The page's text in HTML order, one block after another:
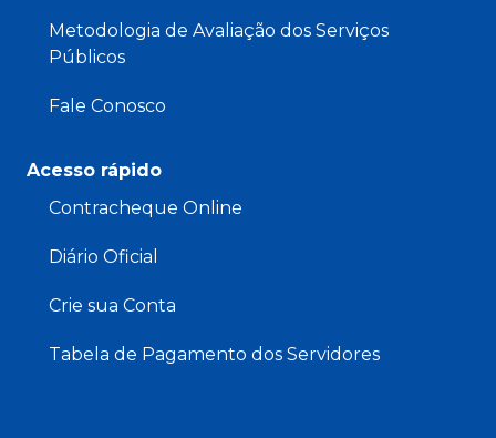
Metodologia de Avaliação dos Serviços
Públicos
Fale Conosco
Acesso rápido
Contracheque Online
Diário Oficial
Crie sua Conta
Tabela de Pagamento dos Servidores